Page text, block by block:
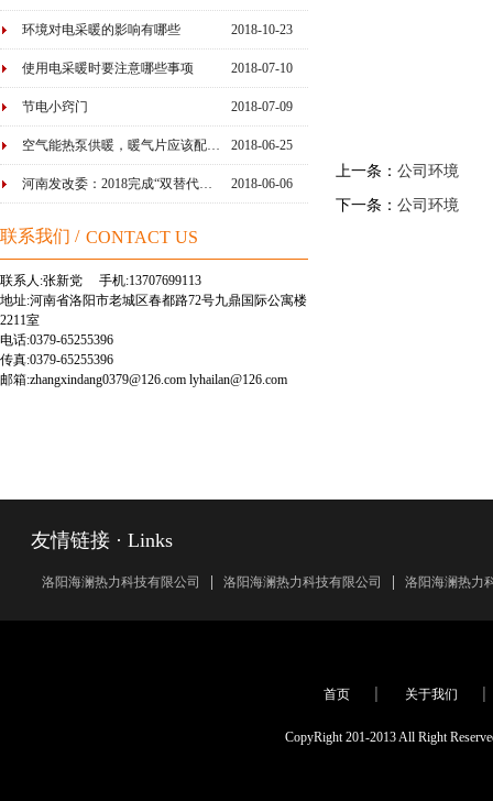
泵…
环境对电采暖的影响有哪些 2018-10-23
使用电采暖时要注意哪些事项 2018-07-10
节电小窍门 2018-07-09
空气能热泵供暖，暖气片应该配… 2018-06-25
河南发改委：2018完成“双替代… 2018-06-06
联系我们 / CONTACT US
联系人:张新党 手机:13707699113
地址:河南省洛阳市老城区春都路72号九鼎国际公寓楼
2211室
电话:0379-65255396
传真:0379-65255396
邮箱:zhangxindang0379@126.com lyhailan@126.com
上一条 ： 公司环境
下一条 ： 公司环境
友情链接 · Links
洛阳海澜热力科技有限公司 洛阳海澜热力科技有限公司 洛阳海澜热力
首页 关于我们
CopyRight 201-2013 All Right